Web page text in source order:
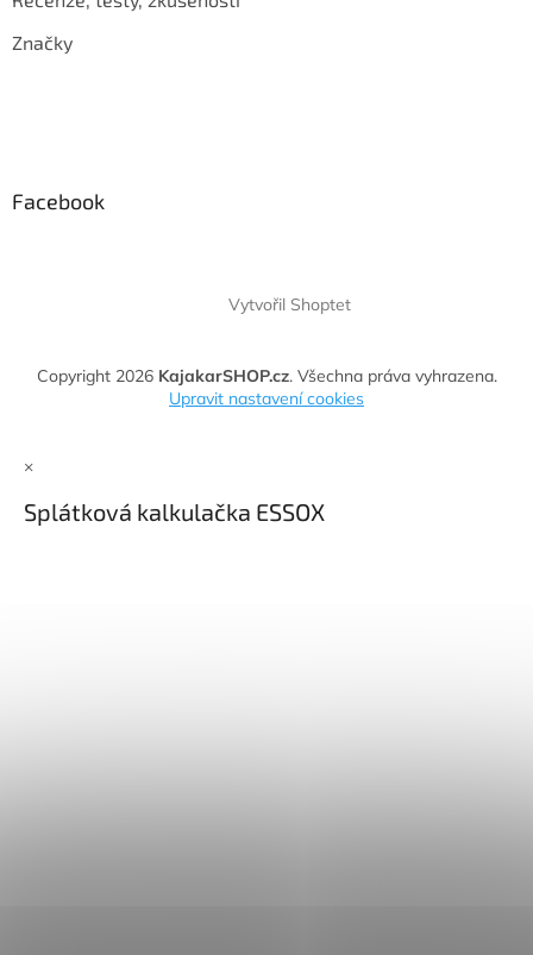
Značky
Facebook
Vytvořil Shoptet
Copyright 2026 KajakarSHOP.cz. Všechna práva vyhrazena.
Upravit nastavení cookies
×
Splátková kalkulačka ESSOX